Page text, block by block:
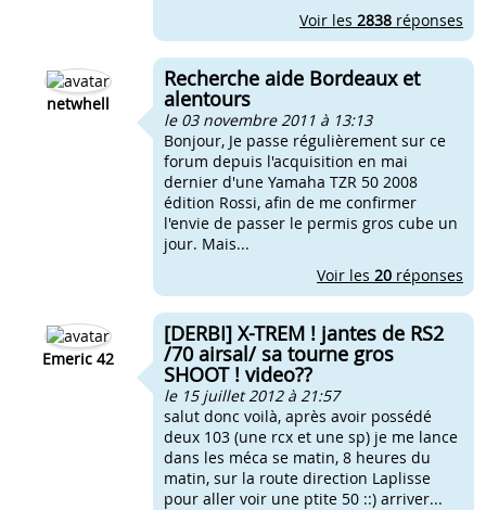
Voir les 2838 réponses
netwhell
Recherche aide Bordeaux et
alentours
le 03 novembre 2011 à 13:13
Bonjour, Je passe régulièrement sur ce
forum depuis l'acquisition en mai
dernier d'une Yamaha TZR 50 2008
édition Rossi, afin de me confirmer
l'envie de passer le permis gros cube un
jour. Mais...
Voir les 20 réponses
Emeric 42
[DERBI] X-TREM ! jantes de RS2
/70 airsal/ sa tourne gros
SHOOT ! video??
le 15 juillet 2012 à 21:57
salut donc voilà, après avoir possédé
deux 103 (une rcx et une sp) je me lance
dans les méca se matin, 8 heures du
matin, sur la route direction Laplisse
pour aller voir une ptite 50 ::) arriver...